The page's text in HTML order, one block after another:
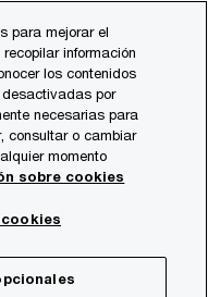
aplicada al
para mejorar el
información
los contenidos
por
necesarias para
consultar o cambiar
momento
sobre cookies